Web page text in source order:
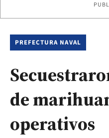
PREFECTURA NAVAL
de
operativos